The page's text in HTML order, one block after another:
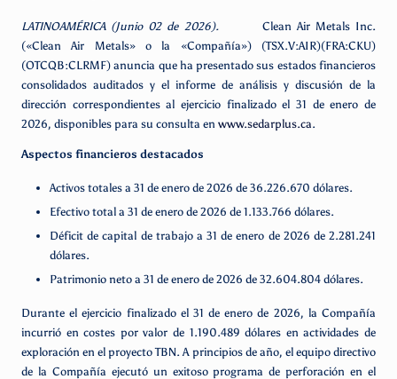
LATINOAMÉRICA (Junio 02 de 2026). Clean Air Metals Inc.
(«Clean Air Metals» o la «Compañía») (TSX.V:AIR)(FRA:CKU)
(OTCQB:CLRMF) anuncia que ha presentado sus estados financieros
consolidados auditados y el informe de análisis y discusión de la
dirección correspondientes al ejercicio finalizado el 31 de enero de
2026, disponibles para su consulta en www.sedarplus.ca.
Aspectos financieros destacados
Activos totales a 31 de enero de 2026 de 36.226.670 dólares.
Efectivo total a 31 de enero de 2026 de 1.133.766 dólares.
Déficit de capital de trabajo a 31 de enero de 2026 de 2.281.241
dólares.
Patrimonio neto a 31 de enero de 2026 de 32.604.804 dólares.
Durante el ejercicio finalizado el 31 de enero de 2026, la Compañía
incurrió en costes por valor de 1.190.489 dólares en actividades de
exploración en el proyecto TBN. A principios de año, el equipo directivo
de la Compañía ejecutó un exitoso programa de perforación en el